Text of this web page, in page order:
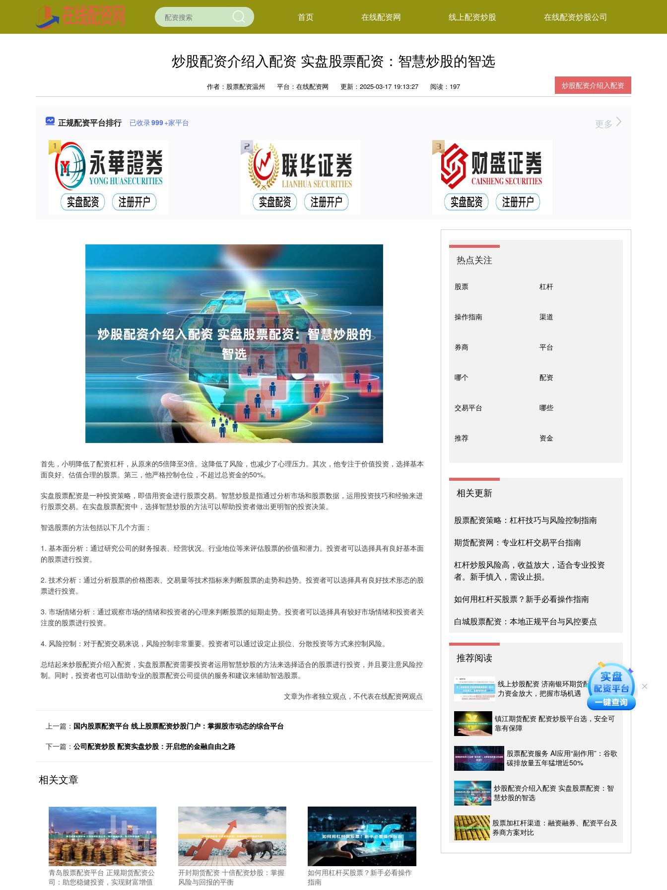
首页 在线配资网 线上配资炒股 在线配资炒股公司
炒股配资介绍入配资 实盘股票配资：智慧炒股的智选
炒股配资介绍入配资
作者：股票配资温州 平台：在线配资网 更新：2025-03-17 19:13:27 阅读：197
正规配资平台排行 已收录999+家平台 更多
首先，小明降低了配资杠杆，从原来的5倍降至3倍。这降低了风险，也减少了心理压力。其次，他专注于价值投资，选择基本
面良好、估值合理的股票。第三，他严格控制仓位，不超过总资金的50%。
实盘股票配资是一种投资策略，即借用资金进行股票交易。智慧炒股是指通过分析市场和股票数据，运用投资技巧和经验来进
行股票交易。在实盘股票配资中，选择智慧炒股的方法可以帮助投资者做出更明智的投资决策。
智选股票的方法包括以下几个方面：
1. 基本面分析：通过研究公司的财务报表、经营状况、行业地位等来评估股票的价值和潜力。投资者可以选择具有良好基本面
的股票进行投资。
2. 技术分析：通过分析股票的价格图表、交易量等技术指标来判断股票的走势和趋势。投资者可以选择具有良好技术形态的股
票进行投资。
3. 市场情绪分析：通过观察市场的情绪和投资者的心理来判断股票的短期走势。投资者可以选择具有较好市场情绪和投资者关
注度的股票进行投资。
4. 风险控制：对于配资交易来说，风险控制非常重要。投资者可以通过设定止损位、分散投资等方式来控制风险。
总结起来炒股配资介绍入配资，实盘股票配资需要投资者运用智慧炒股的方法来选择适合的股票进行投资，并且要注意风险控
制。同时，投资者也可以借助专业的股票配资公司提供的服务和建议来辅助智选股票。
文章为作者独立观点，不代表在线配资网观点
上一篇： 国内股票配资平台 线上股票配资炒股门户：掌握股市动态的综合平台
下一篇： 公司配资炒股 配资实盘炒股：开启您的金融自由之路
相关文章
青岛股票配资平台 正规期货配资公
司：助您稳健投资，实现财富增值
开封期货配资 十倍配资炒股：掌握
风险与回报的平衡
如何用杠杆买股票？新手必看操作
指南
热点关注
股票 杠杆
操作指南 渠道
券商 平台
哪个 配资
交易平台 哪些
推荐 资金
相关更新
股票配资策略：杠杆技巧与风险控制指南
期货配资网：专业杠杆交易平台指南
杠杆炒股风险高，收益放大，适合专业投资
者。新手慎入，需设止损。
如何用杠杆买股票？新手必看操作指南
白城股票配资：本地正规平台与风控要点
推荐阅读
线上炒股配资 济南银环期货配资：助
力资金放大，把握市场机遇
镇江期货配资 配资炒股平台选，安全可
靠有保障
股票配资服务 AI应用“副作用”：谷歌
碳排放量五年猛增近50%
炒股配资介绍入配资 实盘股票配资：智
慧炒股的智选
股票加杠杆渠道：融资融券、配资平台及
券商方案对比